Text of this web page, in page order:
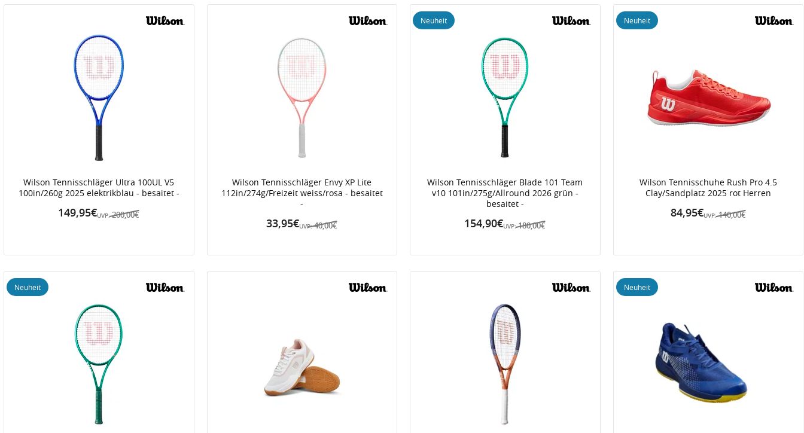
Wilson Tennisschläger Ultra 100UL V5
100in/260g 2025 elektrikblau - besaitet -
UVP: 200,00€
149,95€
Wilson Tennisschläger Envy XP Lite
112in/274g/Freizeit weiss/rosa - besaitet
-
UVP: 40,00€
33,95€
Wilson Tennisschläger Blade 101 Team
v10 101in/275g/Allround 2026 grün -
besaitet -
UVP: 180,00€
154,90€
Neuheit
Wilson Tennisschuhe Rush Pro 4.5
Clay/Sandplatz 2025 rot Herren
UVP: 140,00€
84,95€
Neuheit
Neuheit Neuheit